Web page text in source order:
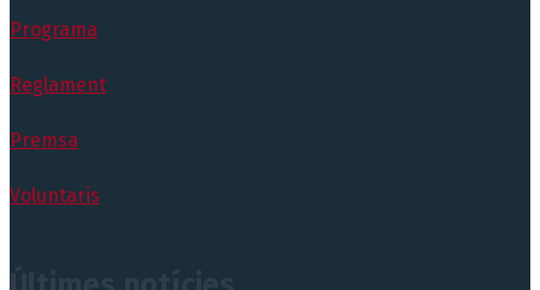
Programa
Reglament
Premsa
Voluntaris